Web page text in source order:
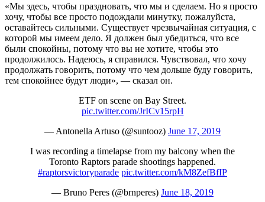
«Мы здесь, чтобы праздновать, что мы и сделаем. Но я просто
хочу, чтобы все просто подождали минутку, пожалуйста,
оставайтесь сильными. Существует чрезвычайная ситуация, с
которой мы имеем дело. Я должен был убедиться, что все
были спокойны, потому что вы не хотите, чтобы это
продолжилось. Надеюсь, я справился. Чувствовал, что хочу
продолжать говорить, потому что чем дольше буду говорить,
тем спокойнее будут люди», — сказал он.
ETF on scene on Bay Street.
pic.twitter.com/JrICv15rpH
— Antonella Artuso (@suntooz) June 17, 2019
I was recording a timelapse from my balcony when the
Toronto Raptors parade shootings happened.
#raptorsvictoryparade pic.twitter.com/kM8ZefBfIP
— Bruno Peres (@brnperes) June 18, 2019